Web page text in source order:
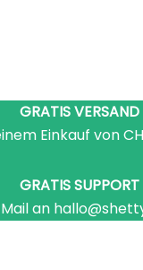
GRATIS VERSAND
Einkauf von
GRATIS SUPPORT
an